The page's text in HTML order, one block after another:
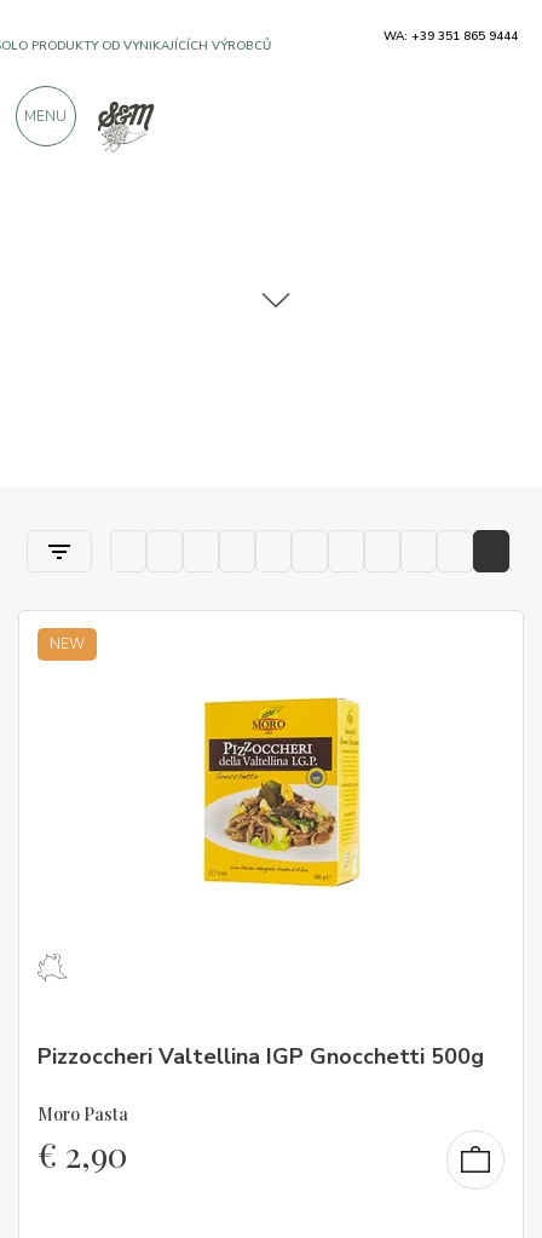
NEW
Pizzoccheri Valtellina IGP Gnocchetti 500g
Moro Pasta
€ 2,90
PRODUKTY OD VYNIKAJÍCÍCH VÝROBCŮ
NEŽ 900 POZITIVNÍCH RECENZÍ
WA: +39 351 865 9444
MENU